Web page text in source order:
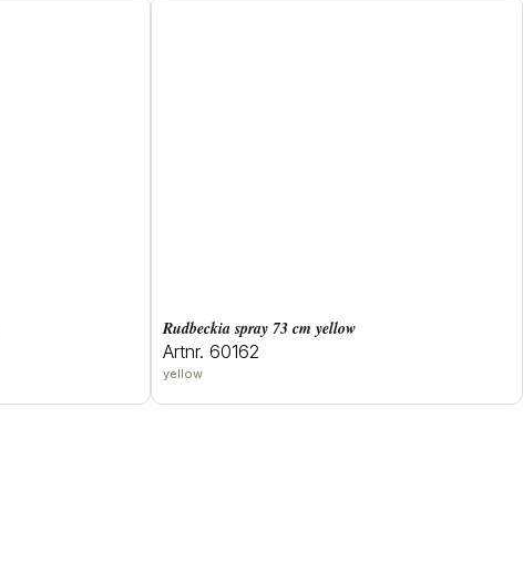
rudbeckia spray 73 cm yellow
Artnr. 60162
yellow